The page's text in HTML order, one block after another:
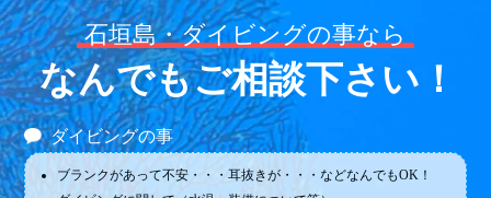
石垣島・ダイビングの事なら
なんでもご相談下さい！
ダイビングの事
ブランクがあって不安・・・耳抜きが・・・などなんでもOK！